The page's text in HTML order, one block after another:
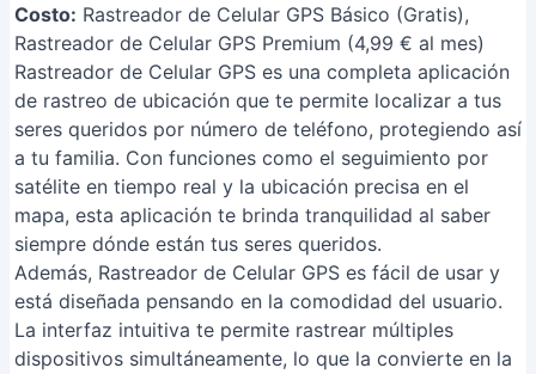
Costo: Rastreador de Celular GPS Básico (Gratis),
Rastreador de Celular GPS Premium (4,99 € al mes)
Rastreador de Celular GPS es una completa aplicación
de rastreo de ubicación que te permite localizar a tus
seres queridos por número de teléfono, protegiendo así
a tu familia. Con funciones como el seguimiento por
satélite en tiempo real y la ubicación precisa en el
mapa, esta aplicación te brinda tranquilidad al saber
siempre dónde están tus seres queridos.
Además, Rastreador de Celular GPS es fácil de usar y
está diseñada pensando en la comodidad del usuario.
La interfaz intuitiva te permite rastrear múltiples
dispositivos simultáneamente, lo que la convierte en la